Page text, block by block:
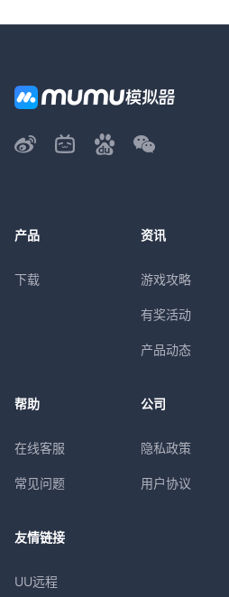
产品
下载
资讯
游戏攻略
有奖活动
产品动态
帮助
在线客服
常见问题
公司
隐私政策
用户协议
友情链接
UU远程